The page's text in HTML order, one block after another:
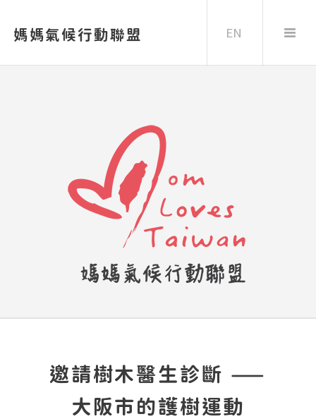
媽媽氣候行動聯盟 EN
邀請樹木醫生診斷 ——
大阪市的護樹運動